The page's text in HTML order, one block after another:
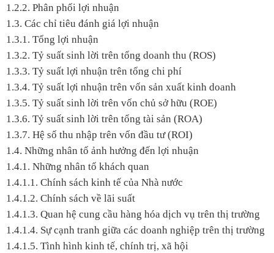
1.2.2. Phân phối lợi nhuận
1.3. Các chỉ tiêu đánh giá lợi nhuận
1.3.1. Tổng lợi nhuận
1.3.2. Tỷ suất sinh lời trên tổng doanh thu (ROS)
1.3.3. Tỷ suất lợi nhuận trên tổng chi phí
1.3.4. Tỷ suất lợi nhuận trên vốn sản xuất kinh doanh
1.3.5. Tỷ suất sinh lời trên vốn chủ sở hữu (ROE)
1.3.6. Tỷ suất sinh lời trên tổng tài sản (ROA)
1.3.7. Hệ số thu nhập trên vốn đầu tư (ROI)
1.4. Những nhân tố ảnh hưởng đến lợi nhuận
1.4.1. Những nhân tố khách quan
1.4.1.1. Chính sách kinh tế của Nhà nước
1.4.1.2. Chính sách về lãi suất
1.4.1.3. Quan hệ cung cầu hàng hóa dịch vụ trên thị trường
1.4.1.4. Sự cạnh tranh giữa các doanh nghiệp trên thị trường
1.4.1.5. Tình hình kinh tế, chính trị, xã hội